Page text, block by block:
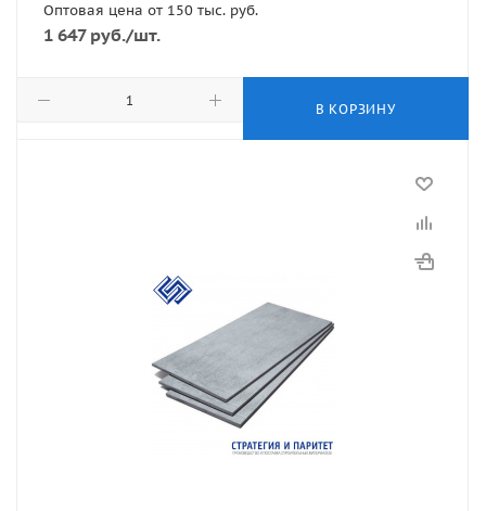
Оптовая цена от 150 тыс. руб.
1 647руб./шт.
В КОРЗИНУ